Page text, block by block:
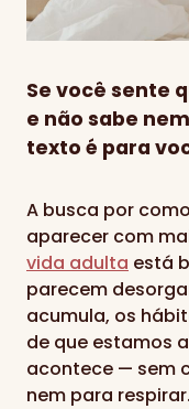
Se você sente
e não sabe
texto é para
A busca por
aparecer com
vida adulta está
parecem
acumula, os
de que estamos
acontece — sem
nem para respirar.